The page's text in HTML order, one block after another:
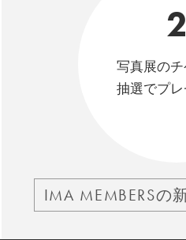
2
写真展の
抽選でプレ
IMA MEMBERSの